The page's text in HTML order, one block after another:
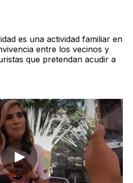
es una actividad familiar en
entre los vecinos y
que pretendan acudir a